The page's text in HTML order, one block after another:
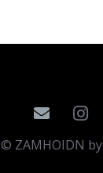
© ZAMHOIDN by